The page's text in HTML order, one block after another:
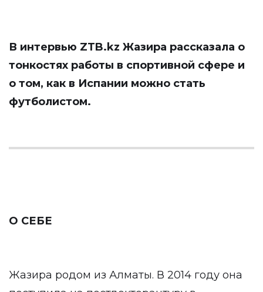
В интервью ZTB.kz Жазира рассказала о
тонкостях работы в спортивной сфере и
о том, как в Испании можно стать
футболистом.
О СЕБЕ
Жазира родом из Алматы. В 2014 году она